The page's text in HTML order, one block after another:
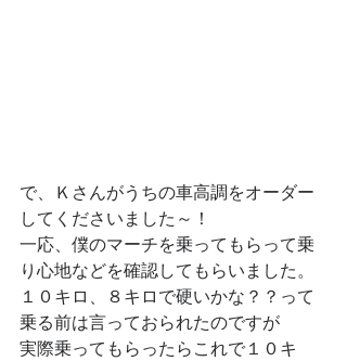
で、Ｋさんがうちの車高調をオーダー
してくださいました～！
一応、僕のマーチを乗ってもらって乗
り心地などを確認してもらいました。
１０キロ、８キロで硬いかな？？って
乗る前は言っておられたのですが
実際乗ってもらったらこれで１０キ